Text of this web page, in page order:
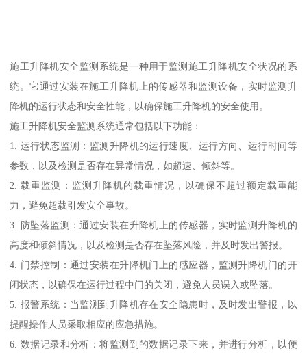
施工升降机安全监测系统是一种用于监测施工升降机安全状况的系
统。它通过安装在施工升降机上的传感器和监测设备，实时监测升
降机的运行状态和安全性能，以确保施工升降机的安全使用。
施工升降机安全监测系统通常包括以下功能：
1. 运行状态监测：监测升降机的运行速度、运行方向、运行时间等
参数，以及检测是否存在异常情况，如超速、倾斜等。
2. 载重监测：监测升降机的载重情况，以确保不超过额定载重能
力，避免超载引发安全事故。
3. 防坠落监测：通过安装在升降机上的传感器，实时监测升降机的
高度和倾斜情况，以及检测是否存在坠落风险，并及时发出警报。
4. 门禁控制：通过安装在升降机门上的感应器，监测升降机门的开
闭状态，以确保在运行过程中门的关闭，避免人员误入或坠落。
5. 报警系统：当监测到升降机存在安全隐患时，及时发出警报，以
提醒操作人员采取相应的应急措施。
6. 数据记录和分析：将监测到的数据记录下来，并进行分析，以便